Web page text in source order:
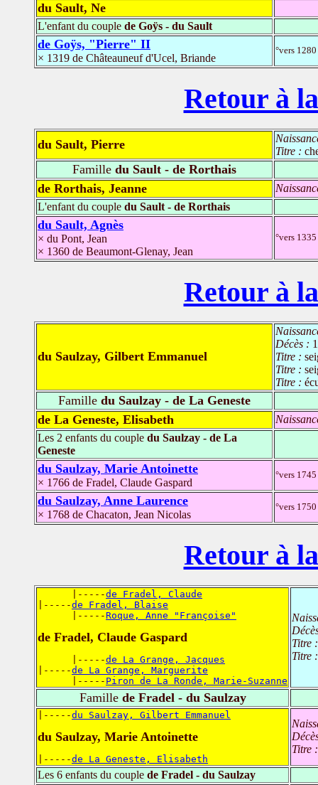
du Sault, Ne
L'enfant du couple de Goÿs - du Sault
de Goÿs, "Pierre" II
× 1319 de Châteauneuf d'Ucel, Briande
°vers
Retour à
du Sault, Pierre
Titre :
Famille du Sault - de Rorthais
de Rorthais, Jeanne
L'enfant du couple du Sault - de Rorthais
du Sault, Agnès
× du Pont, Jean
× 1360 de Beaumont-Glenay, Jean
°vers
Retour à
du Saulzay, Gilbert Emmanuel
Décès :
Titre :
Titre :
Titre :
Famille du Saulzay - de La Geneste
de La Geneste, Elisabeth
Les 2 enfants du couple du Saulzay - de La
Geneste
du Saulzay, Marie Antoinette
× 1766 de Fradel, Claude Gaspard
°vers
du Saulzay, Anne Laurence
× 1768 de Chacaton, Jean Nicolas
°vers
Retour à
      |-----
de Fradel, Claude
|-----de Fradel, Blaise
      |-----
Roque, Anne "Françoise"
de Fradel, Claude Gaspard
      |-----
de La Grange, Jacques
|-----de La Grange, Marguerite
      |-----
Piron de La Ronde, Marie-Suzanne
Titre
Titre
Famillede Fradel - du Saulzay
|-----du Saulzay, Gilbert Emmanuel
du Saulzay, Marie Antoinette
|-----de La Geneste, Elisabeth
Titre
Les 6 enfants du couple de Fradel - du Saulzay